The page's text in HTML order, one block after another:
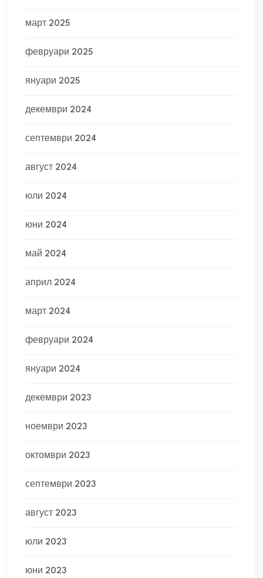
март 2025
февруари 2025
януари 2025
декември 2024
септември 2024
август 2024
юли 2024
юни 2024
май 2024
април 2024
март 2024
февруари 2024
януари 2024
декември 2023
ноември 2023
октомври 2023
септември 2023
август 2023
юли 2023
юни 2023